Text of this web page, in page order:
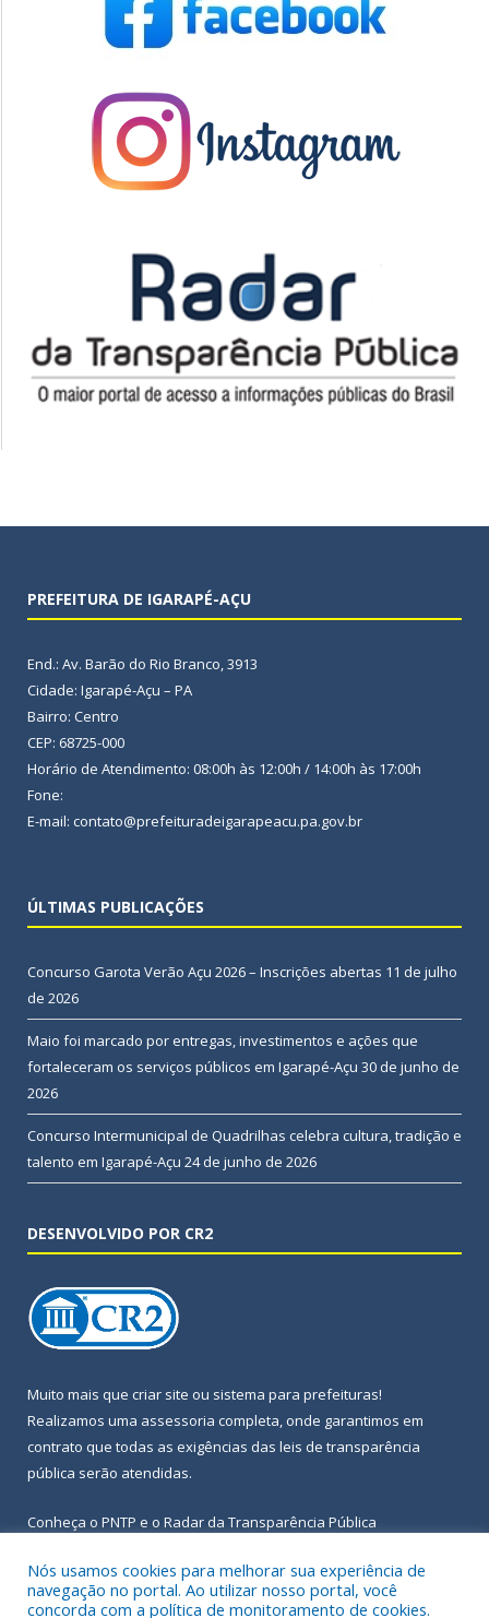
PREFEITURA DE IGARAPÉ-AÇU
End.: Av. Barão do Rio Branco, 3913
Cidade: Igarapé-Açu – PA
Bairro: Centro
CEP: 68725-000
Horário de Atendimento: 08:00h às 12:00h / 14:00h às 17:00h
Fone:
E-mail: contato@prefeituradeigarapeacu.pa.gov.br
ÚLTIMAS PUBLICAÇÕES
Concurso Garota Verão Açu 2026 – Inscrições abertas 11 de julho
de 2026
Maio foi marcado por entregas, investimentos e ações que
fortaleceram os serviços públicos em Igarapé-Açu 30 de junho de
2026
Concurso Intermunicipal de Quadrilhas celebra cultura, tradição e
talento em Igarapé-Açu 24 de junho de 2026
DESENVOLVIDO POR CR2
Muito mais que criar site ou sistema para prefeituras!
Realizamos uma assessoria completa, onde garantimos em
contrato que todas as exigências das leis de transparência
pública serão atendidas.
Conheça o PNTP e o Radar da Transparência Pública
Nós usamos cookies para melhorar sua experiência de
navegação no portal. Ao utilizar nosso portal, você
concorda com a política de monitoramento de cookies.